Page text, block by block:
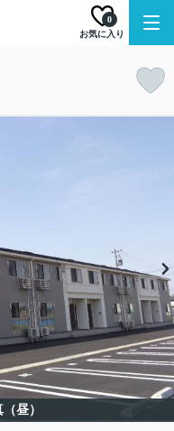
お気に入り
0
昼）